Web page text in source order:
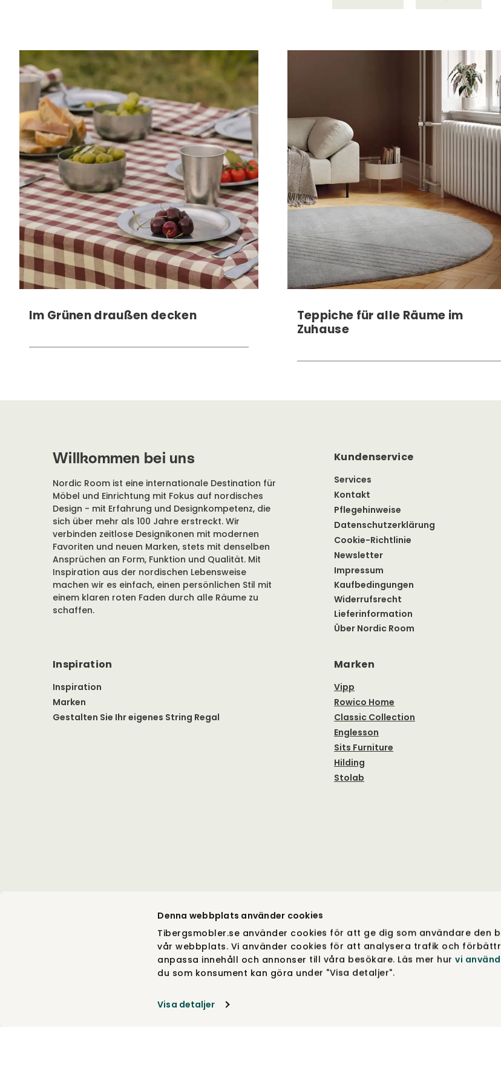
Denna webbplats använder cookies
Tibergsmobler.se använder cookies för att ge dig som användare den
vår webbplats. Vi använder cookies för att analysera trafik och
anpassa innehåll och annonser till våra besökare. Läs mer hurvi
du som konsument kan göra under "Visa detaljer".
Visa detaljer
Im Grünen draußen decken
Teppiche für alle Räume im
Zuhause
Willkommen bei uns
Nordic Room ist eine internationale Destination für
Möbel und Einrichtung mit Fokus auf nordisches
Design - mit Erfahrung und Designkompetenz, die
sich über mehr als 100 Jahre erstreckt. Wir
verbinden zeitlose Designikonen mit modernen
Favoriten und neuen Marken, stets mit denselben
Ansprüchen an Form, Funktion und Qualität. Mit
Inspiration aus der nordischen Lebensweise
machen wir es einfach, einen persönlichen Stil mit
einem klaren roten Faden durch alle Räume zu
schaffen.
Kundenservice
Services
Kontakt
Pflegehinweise
Datenschutzerklärung
Cookie-Richtlinie
Newsletter
Impressum
Kaufbedingungen
Widerrufsrecht
Lieferinformation
Über Nordic Room
Inspiration
Inspiration
Marken
Gestalten Sie Ihr eigenes String Regal
Marken
Vipp
Rowico Home
Classic Collection
Englesson
Sits Furniture
Hilding
Stolab